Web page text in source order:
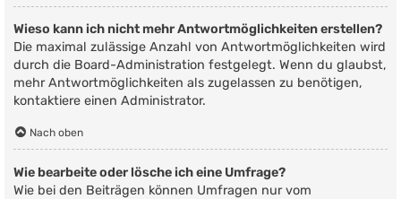
Wieso kann ich nicht mehr Antwortmöglichkeiten erstellen?
Die maximal zulässige Anzahl von Antwortmöglichkeiten wird
durch die Board-Administration festgelegt. Wenn du glaubst,
mehr Antwortmöglichkeiten als zugelassen zu benötigen,
kontaktiere einen Administrator.
Nach oben
Wie bearbeite oder lösche ich eine Umfrage?
Wie bei den Beiträgen können Umfragen nur vom